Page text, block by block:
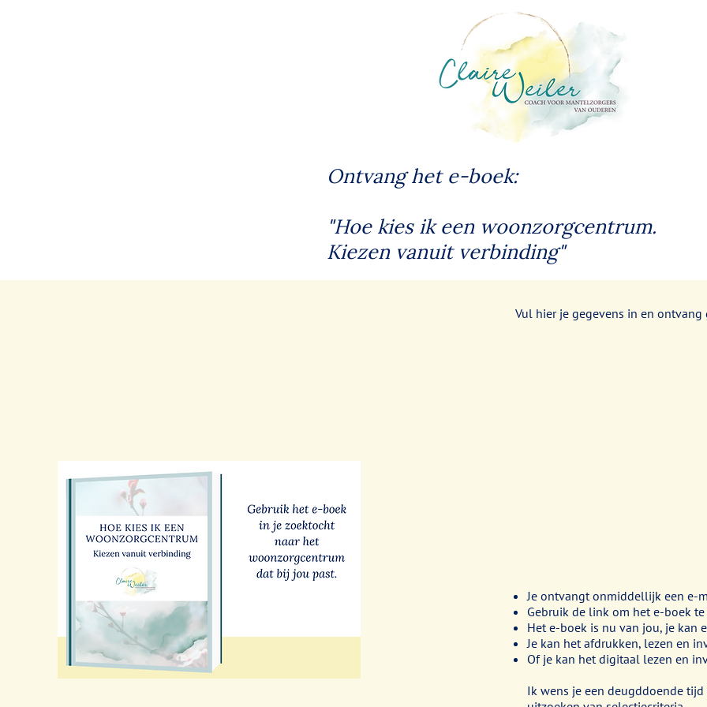
Ontvang het e-boek:
"Hoe kies ik een woonzorgcentrum.
Kiezen vanuit verbinding"
Vul hier je gegevens in en
Je ontvangt onmiddellijk een e-
Gebruik de link om het e-boek
Het e-boek is nu van jou, je kan
Je kan het afdrukken, lezen en
Of je kan het digitaal lezen en
Ik wens je een deugddoende